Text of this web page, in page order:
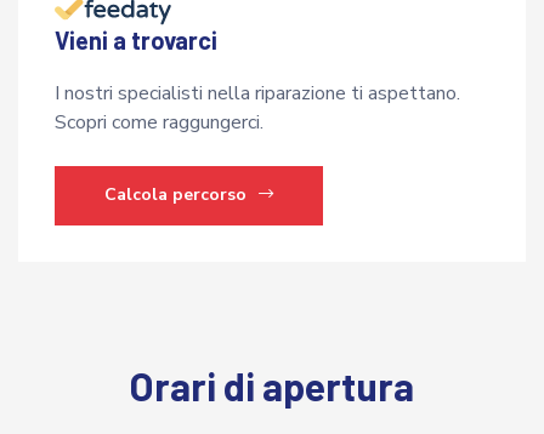
Vieni a trovarci
I nostri specialisti nella riparazione ti aspettano.
Scopri come raggungerci.
Calcola percorso
Orari di apertura